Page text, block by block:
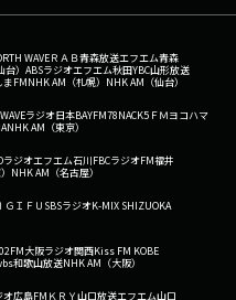
WAVEＲＡＢ青森放送エフエム青森
） ABSラジオエフエム秋田YBC山形放送
まFMNHK AM（札幌） NHK AM（仙台）
ラジオ日本BAYFM78NACK5 ＦＭヨコハマ
NHK AM（東京）
ラジオエフエム石川FBCラジオFM福井
NHK AM（名古屋）
ＧＩＦＵ SBSラジオK-MIX SHIZUOKA
FM大阪ラジオ関西Kiss FM KOBE
和歌山放送NHK AM（大阪）
オ広島FM ＫＲＹ山口放送エフエム山口